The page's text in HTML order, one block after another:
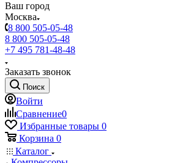
Ваш город
Москва
8 800 505-05-48
8 800 505-05-48
+7 495 781-48-48
Заказать звонок
Поиск
Войти
Сравнение0
Избранные товары 0
Корзина 0
Каталог